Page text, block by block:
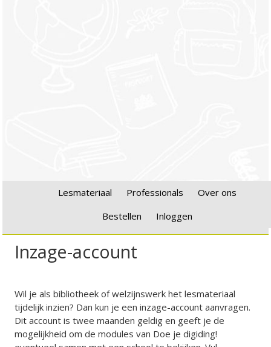
Lesmateriaal Professionals
Over ons
Bestellen
Inloggen
Inzage-account
Wil je als bibliotheek of welzijnswerk het lesmateriaal
tijdelijk inzien? Dan kun je een inzage-account aanvragen.
Dit account is twee maanden geldig en geeft je de
mogelijkheid om de modules van Doe je digiding!